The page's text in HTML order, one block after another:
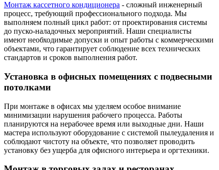
Монтаж кассетного кондиционера - сложный инженерный
процесс, требующий профессионального подхода. Мы
выполняем полный цикл работ: от проектирования системы
до пуско-наладочных мероприятий. Наши специалисты
имеют необходимые допуски и опыт работы с коммерческими
объектами, что гарантирует соблюдение всех технических
стандартов и сроков выполнения работ.
Установка в офисных помещениях с подвесными
потолками
При монтаже в офисах мы уделяем особое внимание
минимизации нарушения рабочего процесса. Работы
планируются на нерабочее время или выходные дни. Наши
мастера используют оборудование с системой пылеудаления и
соблюдают чистоту на объекте, что позволяет проводить
установку без ущерба для офисного интерьера и оргтехники.